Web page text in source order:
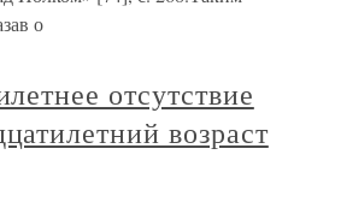
о
отсутствие
возраст